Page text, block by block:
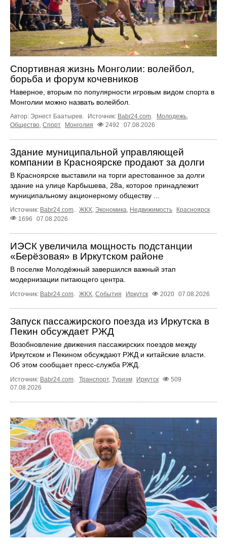
Спортивная жизнь Монголии: волейбол,
борьба и форум кочевников
Наверное, вторым по популярности игровым видом спорта в
Монголии можно назвать волейбол.
Автор: Эрнест Баатырев. Источник: Babr24.com. Молодежь,
Общество, Спорт Монголия 2492 07.08.2026
Здание муниципальной управляющей
компании в Красноярске продают за долги
В Красноярске выставили на торги арестованное за долги
здание на улице Карбышева, 28а, которое принадлежит
муниципальному акционерному обществу ...
Источник: Babr24.com. ЖКХ, Экономика, Недвижимость
Красноярск
1696
07.08.2026
ИЭСК увеличила мощность подстанции
«Берёзовая» в Иркутском районе
В поселке Молодёжный завершился важный этап
модернизации питающего центра.
Источник: Babr24.com ЖКХ События Иркутск 2020 07.08.2026
Запуск пассажирского поезда из Иркутска в
Пекин обсуждает РЖД
Возобновление движения пассажирских поездов между
Иркутском и Пекином обсуждают РЖД и китайские власти.
Об этом сообщает пресс‑служба РЖД.
Источник: Babr24.com Транспорт, Туризм Иркутск
509
07.08.2026